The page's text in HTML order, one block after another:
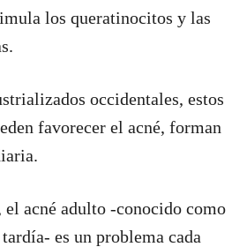
los queratinocitos y las
occidentales, estos
favorecer el acné, forman
el acné adulto -conocido como
es un problema cada